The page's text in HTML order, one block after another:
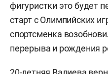
фигуристки это будет
старт с Олимпийских
спортсменка
перерыва и рождения